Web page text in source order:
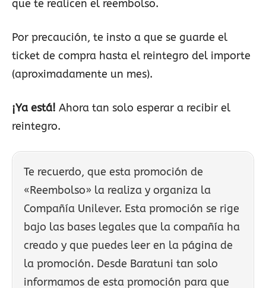
que te realicen el reembolso.
Por precaución, te insto a que se guarde el
ticket de compra hasta el reintegro del importe
(aproximadamente un mes).
¡Ya está! Ahora tan solo esperar a recibir el
reintegro.
Te recuerdo, que esta promoción de
«Reembolso» la realiza y organiza la
Compañía Unilever. Esta promoción se rige
bajo las bases legales que la compañía ha
creado y que puedes leer en la página de
la promoción. Desde Baratuni tan solo
informamos de esta promoción para que